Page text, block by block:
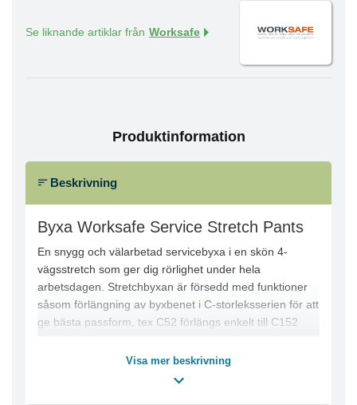
Se liknande artiklar från Worksafe
Produktinformation
Beskrivning
Byxa Worksafe Service Stretch Pants
En snygg och välarbetad servicebyxa i en skön 4-
vägsstretch som ger dig rörlighet under hela
arbetsdagen. Stretchbyxan är försedd med funktioner
såsom förlängning av byxbenet i C-storleksserien för att
ge bästa passform, tex C52 förlängs enkelt till C152
behöver därmed ej fållas om. Dessutom med
förstärkning i benslut för att klara extra slitstyrka och
Visa mer beskrivning